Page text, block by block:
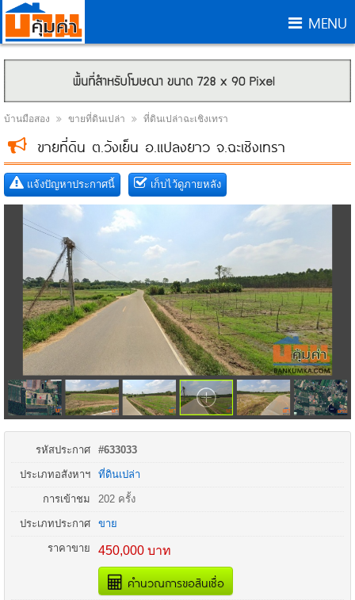
MENU
บ้านมือสอง ขายที่ดินเปล่า ที่ดินเปล่าฉะเชิงเทรา
ขายที่ดิน ต.วังเย็น อ.แปลงยาว จ.ฉะเชิงเทรา
แจ้งปัญหาประกาศนี้ เก็บไว้ดูภายหลัง
รหัสประกาศ #633033
ประเภทอสังหาฯ ที่ดินเปล่า
การเข้าชม 202 ครั้ง
ประเภทประกาศ ขาย
ราคาขาย 450,000 บาท
คำนวณการขอสินเชื่อ